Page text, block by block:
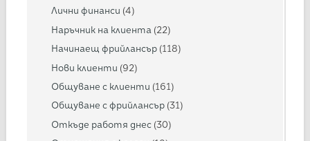
Лични финанси (4)
Наръчник на клиента (22)
Начинаещ фрийлансър (118)
Нови клиенти (92)
Общуване с клиенти (161)
Общуване с фрийлансър (31)
Откъде работя днес (30)